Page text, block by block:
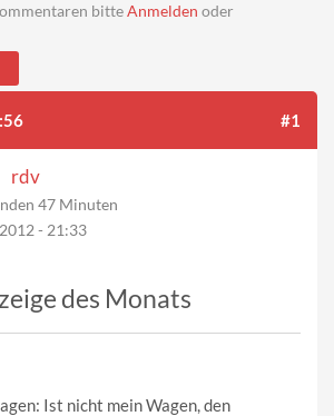
bitteAnmelden oder
#1
rdv
47 Minuten
- 21:33
des Monats
Ist nicht mein Wagen, den